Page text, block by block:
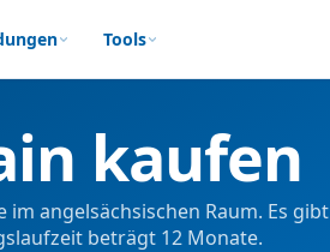
Tools
kaufen
im angelsächsischen Raum. Es gibt
beträgt 12 Monate.